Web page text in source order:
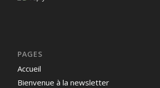
PAGES
Accueil
Bienvenue à la newsletter